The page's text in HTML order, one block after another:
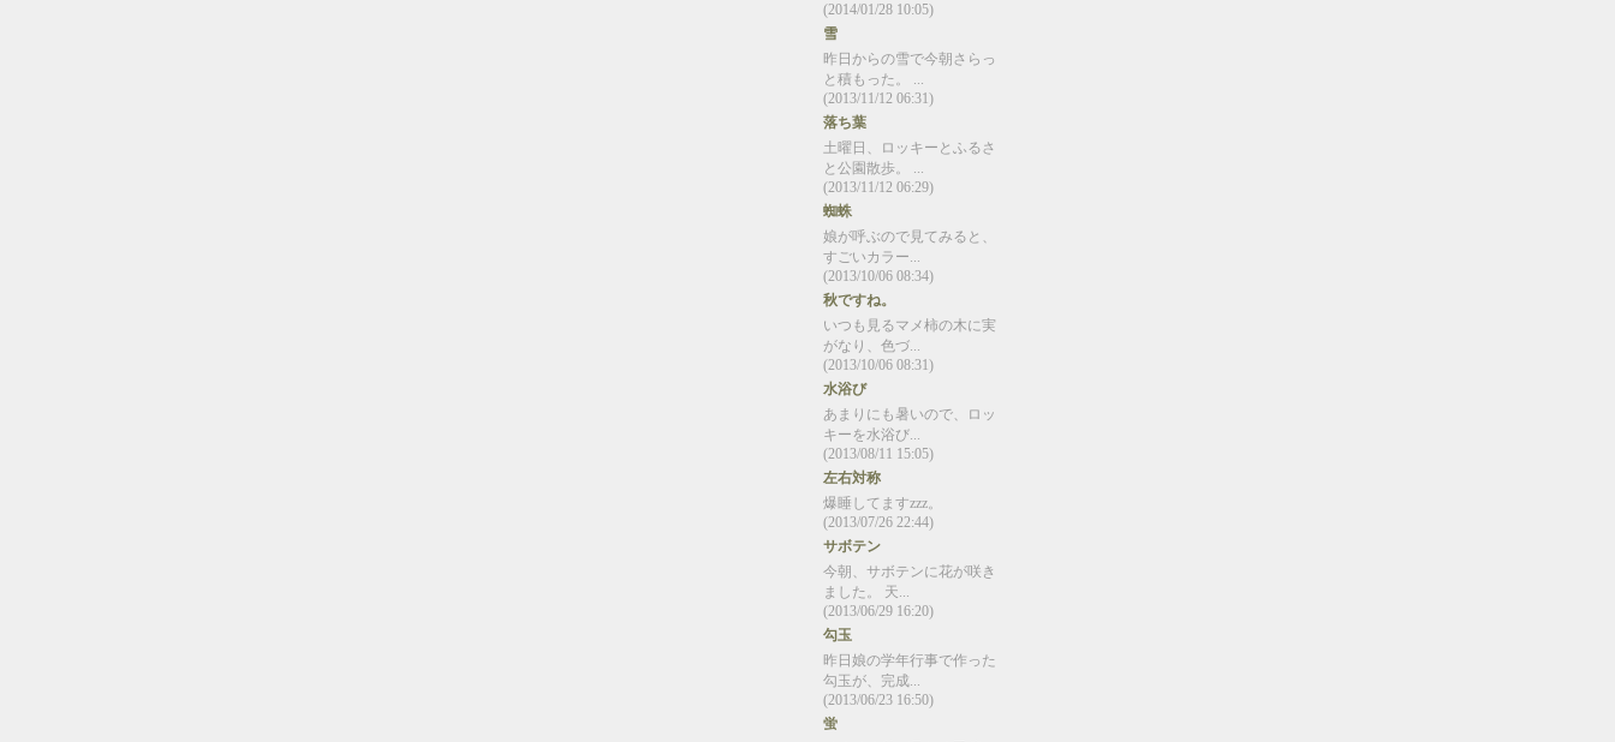
(2014/01/28 10:05)
雪
昨日からの雪で今朝さらっ
と積もった。 ...
(2013/11/12 06:31)
落ち葉
土曜日、ロッキーとふるさ
と公園散歩。 ...
(2013/11/12 06:29)
蜘蛛
娘が呼ぶので見てみると、
すごいカラー...
(2013/10/06 08:34)
秋ですね。
いつも見るマメ柿の木に実
がなり、色づ...
(2013/10/06 08:31)
水浴び
あまりにも暑いので、ロッ
キーを水浴び...
(2013/08/11 15:05)
左右対称
爆睡してますzzz。
(2013/07/26 22:44)
サボテン
今朝、サボテンに花が咲き
ました。 天...
(2013/06/29 16:20)
勾玉
昨日娘の学年行事で作った
勾玉が、完成...
(2013/06/23 16:50)
蛍